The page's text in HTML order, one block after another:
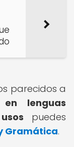
parecidos a
lenguas
puedes
Gramática.